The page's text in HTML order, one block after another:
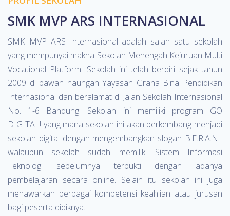
SMK MVP ARS INTERNASIONAL
SMK MVP ARS Internasional adalah salah satu sekolah
yang mempunyai makna Sekolah Menengah Kejuruan Multi
Vocational Platform. Sekolah ini telah berdiri sejak tahun
2009 di bawah naungan Yayasan Graha Bina Pendidikan
Internasional dan beralamat di Jalan Sekolah Internasional
No. 1-6 Bandung. Sekolah ini memiliki program GO
DIGITAL! yang mana sekolah ini akan berkembang menjadi
sekolah digital dengan mengembangkan slogan B.E.R.A.N.I
walaupun sekolah sudah memiliki Sistem Informasi
Teknologi sebelumnya terbukti dengan adanya
pembelajaran secara online. Selain itu sekolah ini juga
menawarkan berbagai kompetensi keahlian atau jurusan
bagi peserta didiknya.